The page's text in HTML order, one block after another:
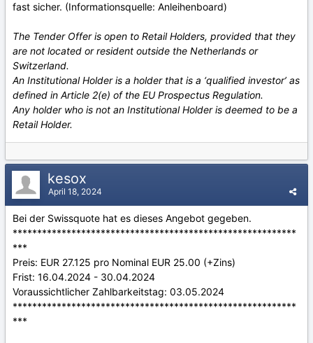
fast sicher. (Informationsquelle: Anleihenboard)
The Tender Offer is open to Retail Holders, provided that they
are not located or resident outside the Netherlands or
Switzerland.
An Institutional Holder is a holder that is a ‘qualified investor’ as
defined in Article 2(e) of the EU Prospectus Regulation.
Any holder who is not an Institutional Holder is deemed to be a
Retail Holder.
kesox
April 18, 2024
Bei der Swissquote hat es dieses Angebot gegeben.
**********************************************************
***
Preis: EUR 27.125 pro Nominal EUR 25.00 (+Zins)
Frist: 16.04.2024 - 30.04.2024
Voraussichtlicher Zahlbarkeitstag: 03.05.2024
**********************************************************
***